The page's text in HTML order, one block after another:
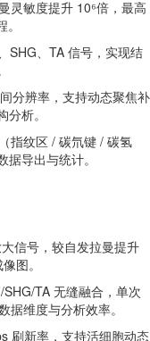
灵敏度提升 10⁶倍，最高
SHG、TA 信号，实现结
分辨率，支持动态聚焦补
析。
指纹区 / 碳氘键 / 碳氢
导出与统计。
信号，较自发拉曼提升
图。
TA 无缝融合，单次
维度与分析效率。
刷新率，支持活细胞动态